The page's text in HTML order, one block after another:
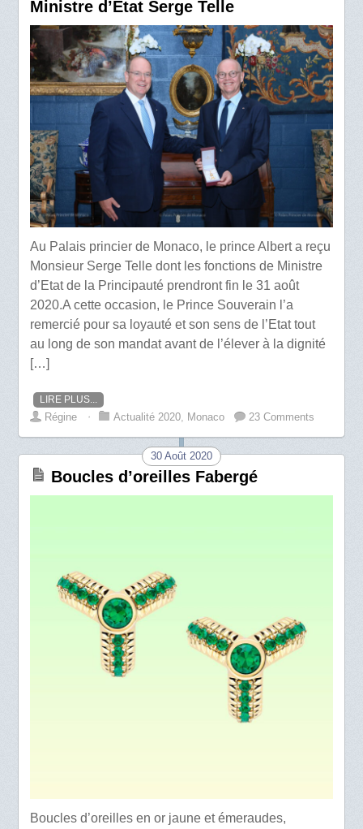
Ministre d’Etat Serge Telle
Au Palais princier de Monaco, le prince Albert a reçu
Monsieur Serge Telle dont les fonctions de Ministre
d’Etat de la Principauté prendront fin le 31 août
2020.A cette occasion, le Prince Souverain l’a
remercié pour sa loyauté et son sens de l’Etat tout
au long de son mandat avant de l’élever à la dignité
[…]
LIRE PLUS...
Régine ⋅ Actualité 2020, Monaco 23 Comments
30 Août 2020
Boucles d’oreilles Fabergé
Boucles d’oreilles en or jaune et émeraudes,